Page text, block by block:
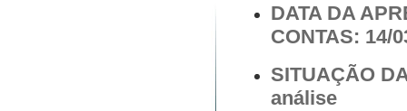
DATA DA
CONTAS: 14/
SITUAÇÃO
análise